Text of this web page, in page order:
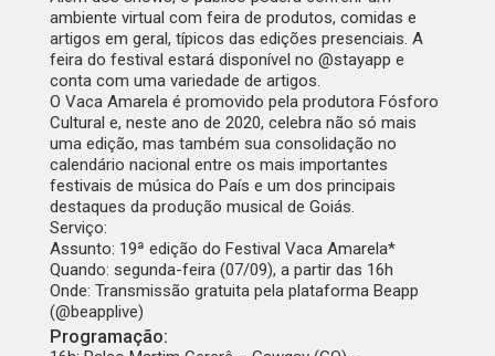
ambiente virtual com feira de produtos, comidas e
artigos em geral, típicos das edições presenciais. A
feira do festival estará disponível no @stayapp e
conta com uma variedade de artigos.
O Vaca Amarela é promovido pela produtora Fósforo
Cultural e, neste ano de 2020, celebra não só mais
uma edição, mas também sua consolidação no
calendário nacional entre os mais importantes
festivais de música do País e um dos principais
destaques da produção musical de Goiás.
Serviço:
Assunto: 19ª edição do Festival Vaca Amarela*
Quando: segunda-feira (07/09), a partir das 16h
Onde: Transmissão gratuita pela plataforma Beapp
(@beapplive)
Programação: